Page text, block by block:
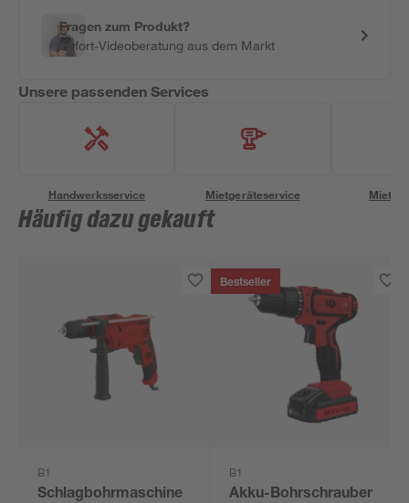
Fragen zum Produkt?
Sofort-Videoberatung aus dem Markt
Unsere passenden Services
Handwerksservice Mietgeräteservice
Häufig dazu gekauft
B1
Schlagbohrmaschine
Bestseller
B1
Akku-Bohrschrauber